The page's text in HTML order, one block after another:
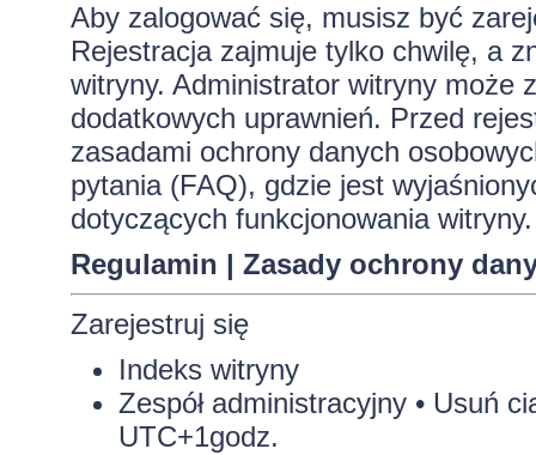
Aby zalogować się, musisz być
Rejestracja zajmuje tylko chwilę, a
witryny. Administrator witryny może
dodatkowych uprawnień. Przed
zasadami ochrony danych
pytania (FAQ), gdzie jest
dotyczących funkcjonowania witryny.
Regulamin | Zasady ochrony
Zarejestruj się
Indeks witryny
Zespół administracyjny• Usuń
UTC+1godz.